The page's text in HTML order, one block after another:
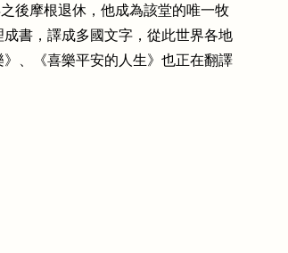
後摩根退休，他成為該堂的唯一牧
書，譯成多國文字，從此世界各地
、《喜樂平安的人生》也正在翻譯